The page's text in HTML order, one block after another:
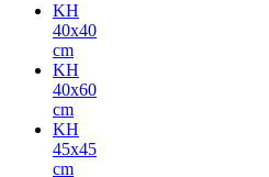
KH
40x40
cm
KH
40x60
cm
KH
45x45
cm